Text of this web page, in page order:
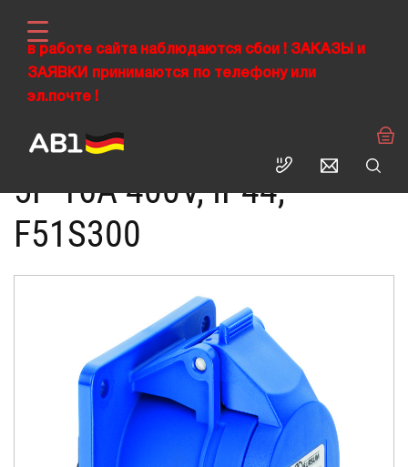
в работе сайта наблюдаются сбои ! ЗАКАЗЫ
и
ЗАЯВКИ
принимаются
по телефону или
эл.почте !
› Промышленные разъемы CEE › Силовые розетки
Розетка фланцевая 5P 16A 400V, IP44
РОЗЕТКА ФЛАНЦЕВАЯ
5P 16A 400V, IP44,
F51S300